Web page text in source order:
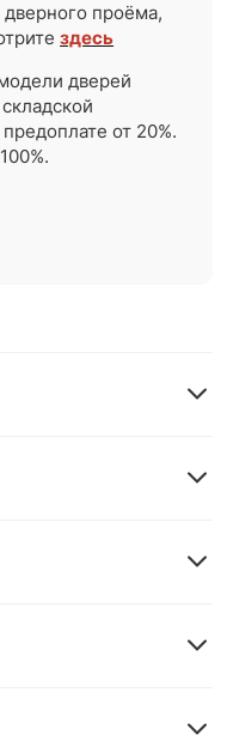
дверного проёма,
здесь
дверей
от 20%.